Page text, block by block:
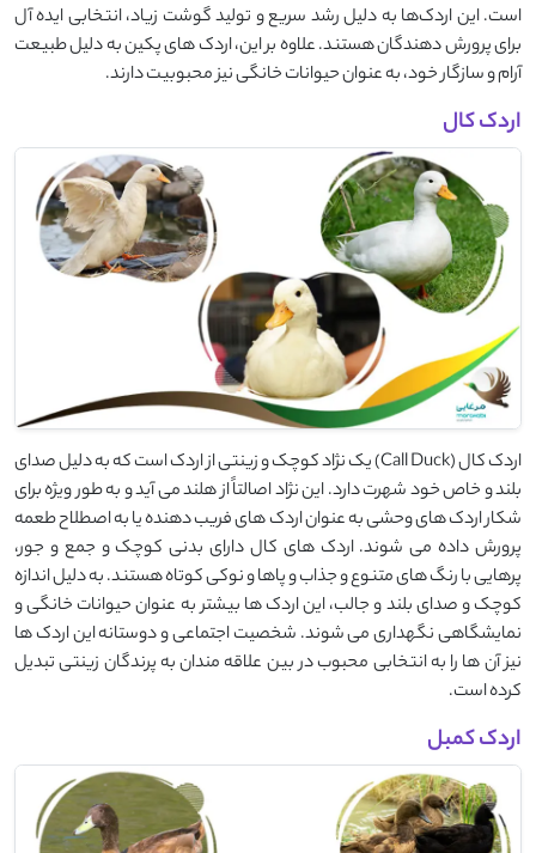
است. این اردک‌ها به دلیل رشد سریع و تولید گوشت زیاد، انتخابی ایده ‌آل
برای پرورش ‌دهندگان هستند. علاوه بر این، اردک‌ های پکین به دلیل طبیعت
آرام و سازگار خود، به عنوان حیوانات خانگی نیز محبوبیت دارند.
اردک کال
اردک کال (Call Duck) یک نژاد کوچک و زینتی از اردک است که به دلیل صدای
بلند و خاص خود شهرت دارد. این نژاد اصالتاً از هلند می‌ آید و به طور ویژه برای
شکار اردک ‌های وحشی به ‌عنوان اردک ‌های فریب ‌دهنده یا به اصطلاح طعمه
پرورش داده می شوند. اردک ‌های کال دارای بدنی کوچک و جمع ‌و جور،
پرهایی با رنگ ‌های متنوع و جذاب و پاها و نوکی کوتاه هستند. به دلیل اندازه
کوچک و صدای بلند و جالب، این اردک ‌ها بیشتر به عنوان حیوانات خانگی و
نمایشگاهی نگهداری می‌ شوند. شخصیت اجتماعی و دوستانه این اردک ‌ها
نیز آن‌ ها را به انتخابی محبوب در بین علاقه‌ مندان به پرندگان زینتی تبدیل
کرده است.
اردک کمبل